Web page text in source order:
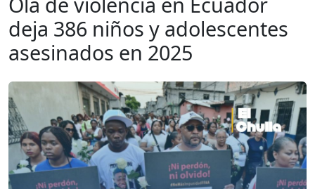
deja 386 niños y adolescentes
asesinados en 2025